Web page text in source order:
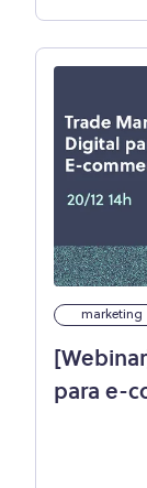
marketing
para e-